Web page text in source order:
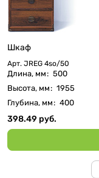
Шкаф
Арт. JREG 4so/50
Длина, мм: 500
Высота, мм: 1955
Глубина, мм: 400
398.49 руб.